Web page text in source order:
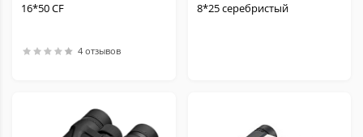
16*50 CF
4 отзывов
8*25 серебристый